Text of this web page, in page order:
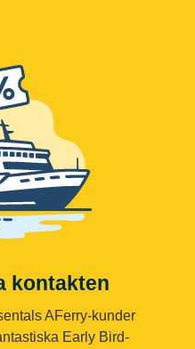
kontakten
AFerry-kunder
Early Bird-